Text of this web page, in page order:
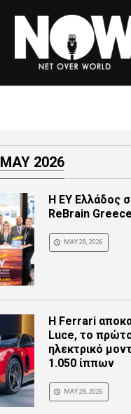
MAY 2026
Η EY Ελλάδος
ReBrain
MAY 28, 2026
Η Ferrari
Luce, το
ηλεκτρικό
1.050 ίππων
MAY 28, 2026